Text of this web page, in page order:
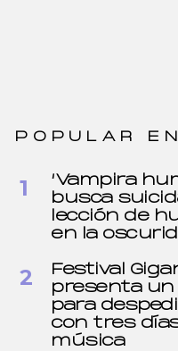
POPULAR
‘Vampira
busca
lección de
en la
Festival
presenta un
para
con tres
música